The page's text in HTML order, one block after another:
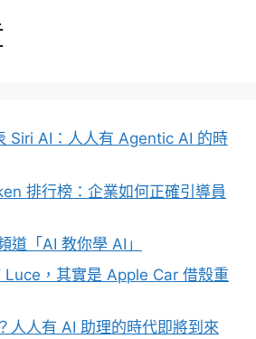
Siri AI：人人有 Agentic AI 的時
排行榜：企業如何正確引導員
道「AI 教你學 AI」
Luce，其實是 Apple Car 借殼重
人人有 AI 助理的時代即將到來